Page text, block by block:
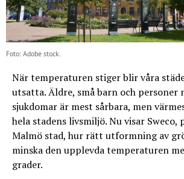
Foto: Adobe stock.
När temperaturen stiger blir våra
utsatta. Äldre, små barn och personer
sjukdomar är mest sårbara, men
hela stadens livsmiljö. Nu visar Sweco,
Malmö stad, hur rätt utformning av
minska den upplevda temperaturen
grader.